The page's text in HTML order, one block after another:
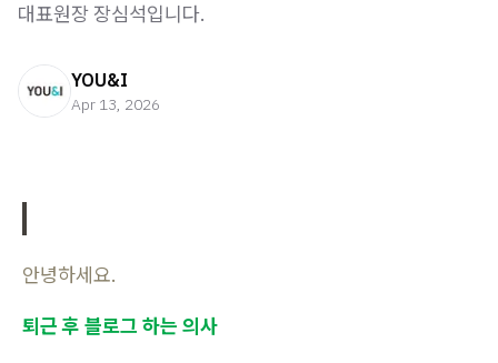
대표원장 장심석입니다. ​ ​ ​
YOU&I
Apr 13, 2026
안녕하세요.
퇴근 후 블로그 하는 의사